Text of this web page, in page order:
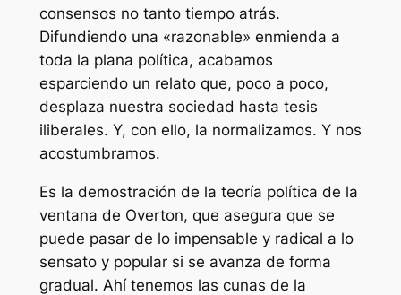
consensos no tanto tiempo atrás.
Difundiendo una «razonable» enmienda a
toda la plana política, acabamos
esparciendo un relato que, poco a poco,
desplaza nuestra sociedad hasta tesis
iliberales. Y, con ello, la normalizamos. Y nos
acostumbramos.
Es la demostración de la teoría política de la
ventana de Overton, que asegura que se
puede pasar de lo impensable y radical a lo
sensato y popular si se avanza de forma
gradual. Ahí tenemos las cunas de la